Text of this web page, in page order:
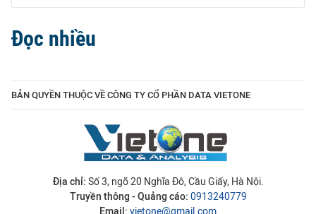
Đọc nhiều
BẢN QUYỀN THUỘC VỀ CÔNG TY CỔ PHẦN DATA VIETONE
Địa chỉ: Số 3, ngõ 20 Nghĩa Đô, Cầu Giấy, Hà Nội.
Truyền thông - Quảng cáo: 0913240779